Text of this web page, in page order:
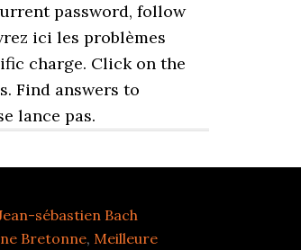
password, follow
ici les problèmes
charge. Click on the
Find answers to
lance pas.
sébastien Bach
Bretonne, Meilleure